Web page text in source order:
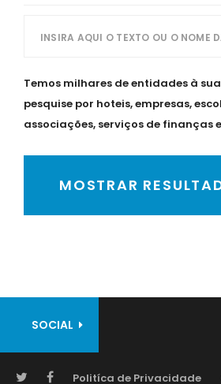
Temos milhares de entidades à
pesquise por hoteis, empresas,
associações, serviços de finanças
MOSTRAR
SOCIAL
Politíca de Privacidade